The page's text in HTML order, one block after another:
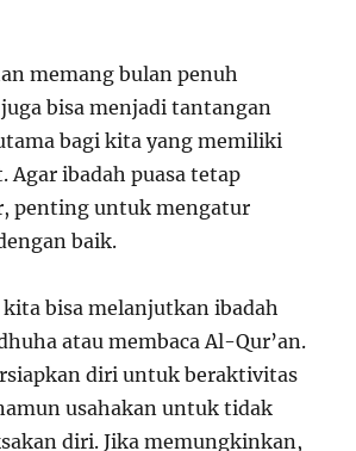
memang bulan penuh
bisa menjadi tantangan
bagi kita yang memiliki
Agar ibadah puasa tetap
penting untuk mengatur
baik.
kita bisa melanjutkan ibadah
atau membaca Al-Qur’an.
diri untuk beraktivitas
usahakan untuk tidak
diri. Jika memungkinkan,